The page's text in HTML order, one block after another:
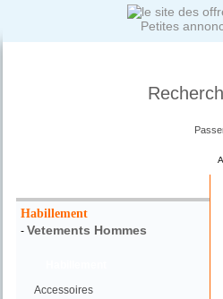
Petites
Habillement
- Vetements Hommes
Accessoires